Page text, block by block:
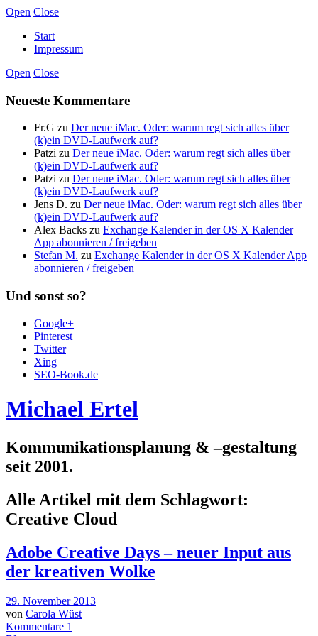
Open Close
Start
Impressum
Open Close
Neueste Kommentare
Fr.G zu Der neue iMac. Oder: warum regt sich alles über
(k)ein DVD-Laufwerk auf?
Patzi zu Der neue iMac. Oder: warum regt sich alles über
(k)ein DVD-Laufwerk auf?
Patzi zu Der neue iMac. Oder: warum regt sich alles über
(k)ein DVD-Laufwerk auf?
Jens D. zu Der neue iMac. Oder: warum regt sich alles über
(k)ein DVD-Laufwerk auf?
Alex Backs zu Exchange Kalender in der OS X Kalender
App abonnieren / freigeben
Stefan M. zu Exchange Kalender in der OS X Kalender App
abonnieren / freigeben
Und sonst so?
Google+
Pinterest
Twitter
Xing
SEO-Book.de
Michael Ertel
Kommunikationsplanung & –gestaltung
seit 2001.
Alle Artikel mit dem Schlagwort:
Creative Cloud
Adobe Creative Days – neuer Input aus
der kreativen Wolke
29. November 2013
von Carola Wüst
Kommentare 1